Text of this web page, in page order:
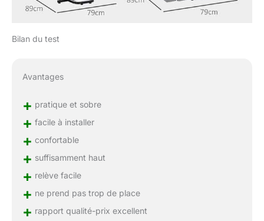
Bilan du test
Avantages
+ pratique et sobre
+ facile à installer
+ confortable
+ suffisamment haut
+ relève facile
+ ne prend pas trop de place
+ rapport qualité-prix excellent